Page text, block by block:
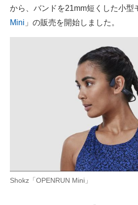
釣り具・釣り用品 食品・飲
食器・グラス・カトラリー
注目記事を集めた総合ページ
ITの今と未来を見通す
スマホと通信の最新トレンド
進化するPCとデバイスの未来
好きが集まる 比べて選べる
ビジネスと働き方のヒント
から、バンドを21mm短くした小型
Mini 」の販売を開始しました。
Shokz「OPENRUN Mini」